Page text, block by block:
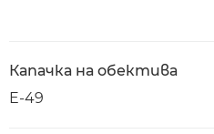
Капачка на обектива
E-49